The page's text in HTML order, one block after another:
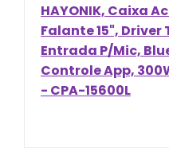
HAYONIK, Caixa
Falante 15", Driver
Entrada P/Mic,
Controle App,
- CPA-15600L